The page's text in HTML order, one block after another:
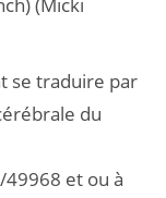
se traduire par
du
et ou à